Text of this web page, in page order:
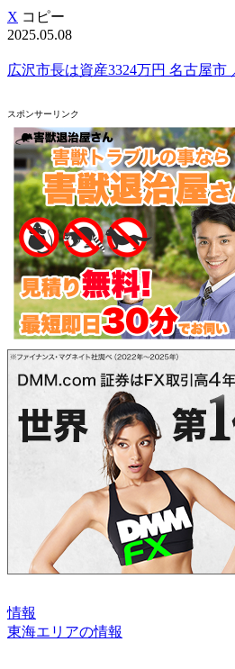
X コピー
2025.05.08
広沢市長は資産3324万円 名古屋市
スポンサーリンク
情報
東海エリアの情報